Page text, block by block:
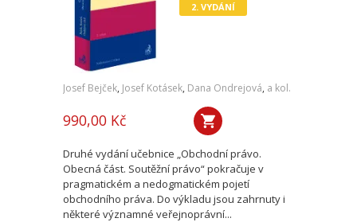
2. VYDÁNÍ
Josef Bejček, Josef Kotásek, Dana Ondrejová, a kol.
990,00 Kč
Druhé vydání učebnice „Obchodní právo.
Obecná část. Soutěžní právo“ pokračuje v
pragmatickém a nedogmatickém pojetí
obchodního práva. Do výkladu jsou zahrnuty i
některé významné veřejnoprávní...